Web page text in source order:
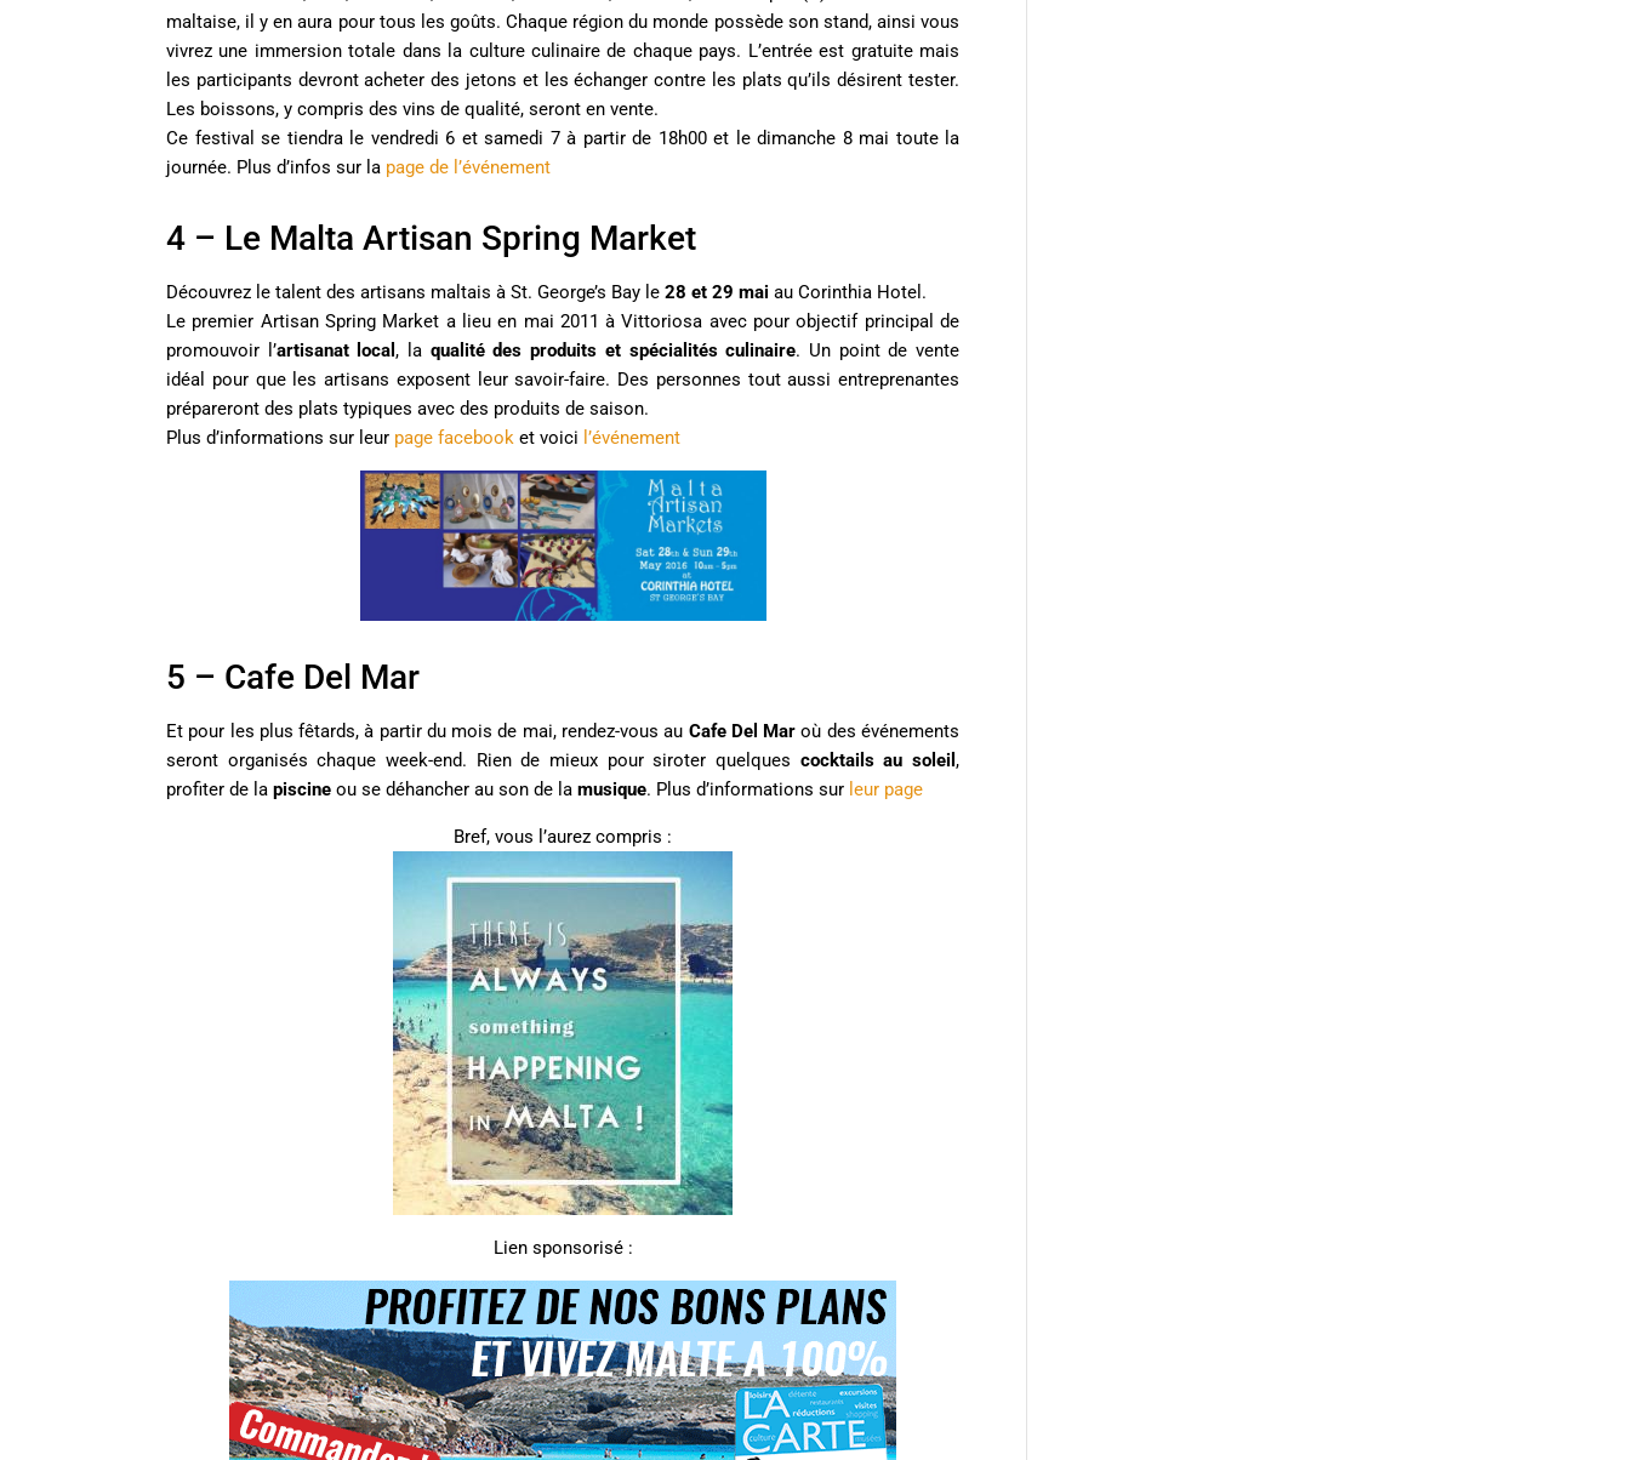
maltaise, il y en aura pour tous les goûts. Chaque région du monde possède son stand, ainsi vous
vivrez une immersion totale dans la culture culinaire de chaque pays. L’entrée est gratuite mais
les participants devront acheter des jetons et les échanger contre les plats qu’ils désirent tester.
Les boissons, y compris des vins de qualité, seront en vente.
Ce festival se tiendra le vendredi 6 et samedi 7 à partir de 18h00 et le dimanche 8 mai toute la
journée. Plus d’infos sur la page de l’événement
4 – Le Malta Artisan Spring Market
Découvrez le talent des artisans maltais à St. George’s Bay le 28 et 29 mai au Corinthia Hotel.
Le premier Artisan Spring Market a lieu en mai 2011 à Vittoriosa avec pour objectif principal de
promouvoir l’artisanat local, la qualité des produits et spécialités culinaire. Un point de vente
idéal pour que les artisans exposent leur savoir-faire. Des personnes tout aussi entreprenantes
prépareront des plats typiques avec des produits de saison.
Plus d’informations sur leur page facebook et voici l’événement
5 – Cafe Del Mar
Et pour les plus fêtards, à partir du mois de mai, rendez-vous au Cafe Del Mar où des événements
seront organisés chaque week-end. Rien de mieux pour siroter quelques cocktails au soleil,
profiter de la piscine ou se déhancher au son de la musique. Plus d’informations sur leur page
Bref, vous l’aurez compris :
Lien sponsorisé :